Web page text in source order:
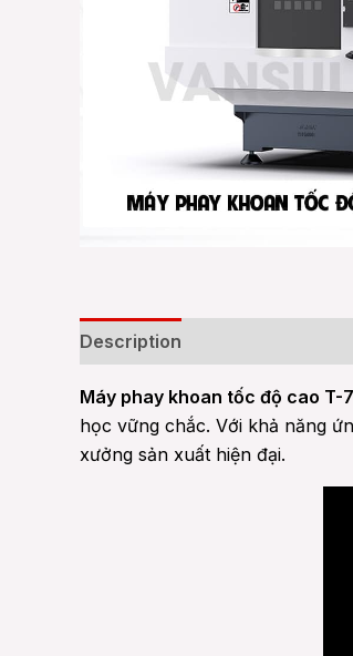
Description
Máy phay khoan tốc độ cao T-
học vững chắc. Với khả năng
xưởng sản xuất hiện đại.